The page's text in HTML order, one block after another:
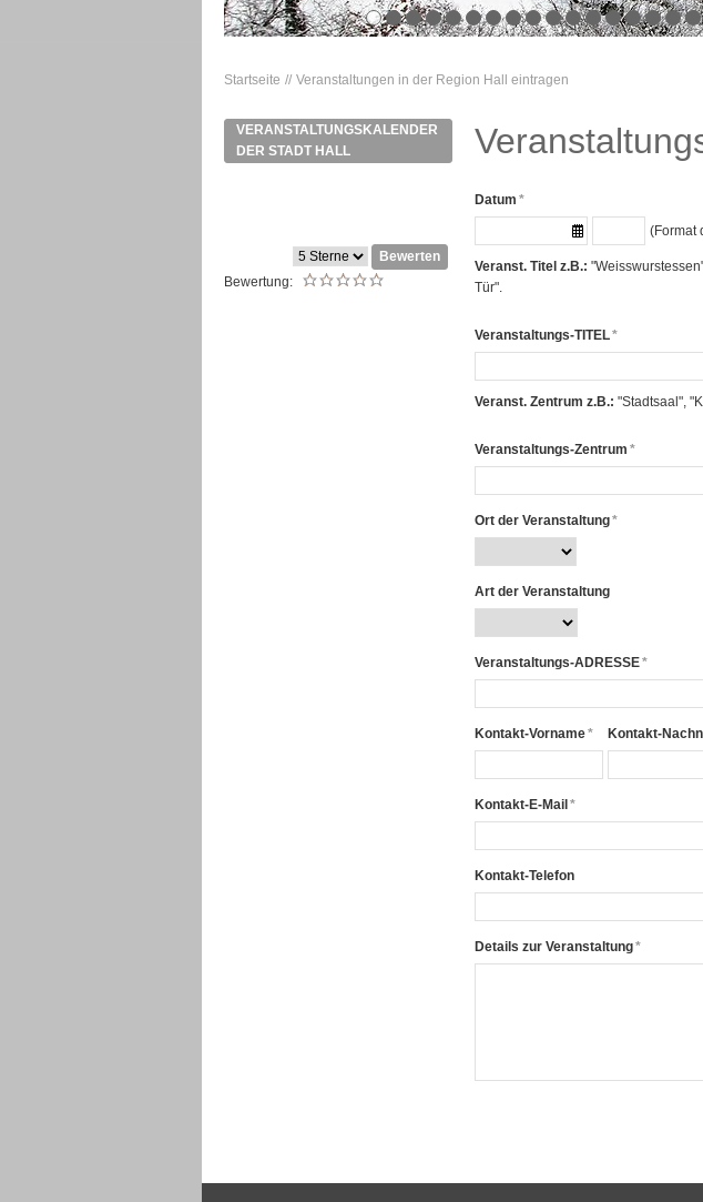
Startseite Veranstaltungen in der Region Hall eintragen
VERANSTALTUNGSKALENDER
DER STADT HALL
Bewerten
Bewertung:
Datum *
(Format
Veranst. Titel z.B.:
Tür".
Veranstaltungs-TITEL*
Veranst. Zentrum z.B.: "Stadtsaal",
Veranstaltungs-Zentrum *
Ort der Veranstaltung*
Art der Veranstaltung
Veranstaltungs-ADRESSE*
Kontakt-Vorname* Kontakt-
Kontakt-E-Mail *
Kontakt-Telefon
Details zur Veranstaltung*